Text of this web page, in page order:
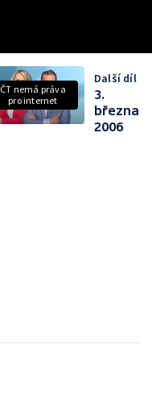
ČT nemá práva
pro internet
Další díl
3.
března
2006